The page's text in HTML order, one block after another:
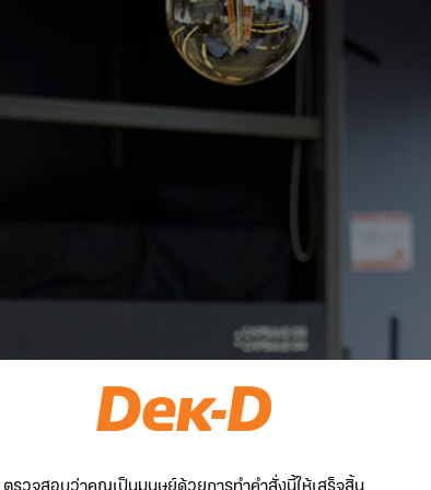
ตรวจสอบว่าคุณเป็นมนุษย์ด้วยการทำคำสั่งนี้ให้เสร็จสิ้น